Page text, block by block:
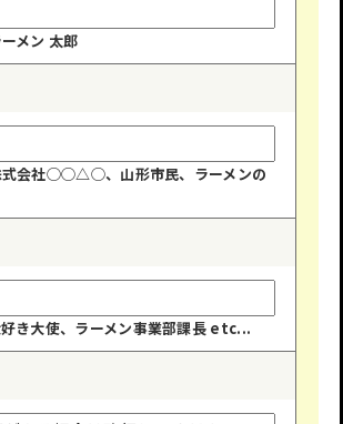
メン 太郎
会社◯◯△◯、山形市民、ラーメンの
き大使、ラーメン事業部課長 etc...